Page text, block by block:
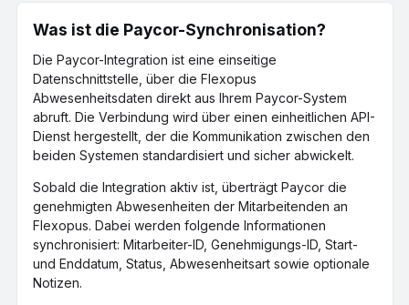
Was ist die Paycor-Synchronisation?
Die Paycor-Integration ist eine einseitige
Datenschnittstelle, über die Flexopus
Abwesenheitsdaten direkt aus Ihrem Paycor-System
abruft. Die Verbindung wird über einen einheitlichen API-
Dienst hergestellt, der die Kommunikation zwischen den
beiden Systemen standardisiert und sicher abwickelt.
Sobald die Integration aktiv ist, überträgt Paycor die
genehmigten Abwesenheiten der Mitarbeitenden an
Flexopus. Dabei werden folgende Informationen
synchronisiert: Mitarbeiter-ID, Genehmigungs-ID, Start-
und Enddatum, Status, Abwesenheitsart sowie optionale
Notizen.